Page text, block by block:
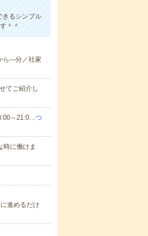
きるシンプル
＾＾
ら---分／社家
てご紹介し
～21:0…つ
時に働けま
進めるだけ